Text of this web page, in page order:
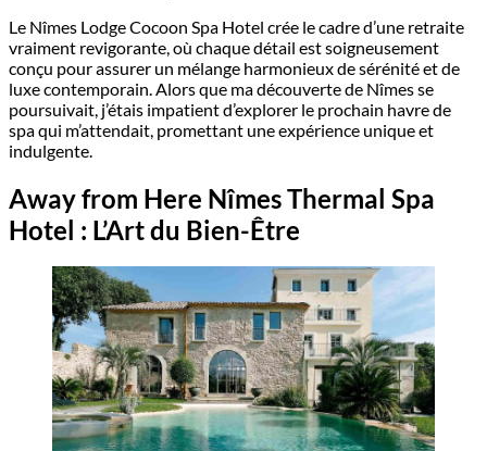
Le Nîmes Lodge Cocoon Spa Hotel crée le cadre d’une retraite
vraiment revigorante, où chaque détail est soigneusement
conçu pour assurer un mélange harmonieux de sérénité et de
luxe contemporain. Alors que ma découverte de Nîmes se
poursuivait, j’étais impatient d’explorer le prochain havre de
spa qui m’attendait, promettant une expérience unique et
indulgente.
Away from Here Nîmes Thermal Spa
Hotel : L’Art du Bien-Être